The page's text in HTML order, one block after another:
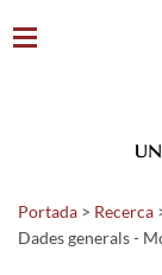
Portada > Recerca
Dades generals -